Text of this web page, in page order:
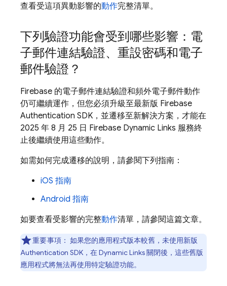
查看受這項異動影響的動作完整清單。
下列驗證功能會受到哪些影響：電
子郵件連結驗證、重設密碼和電子
郵件驗證？
Firebase 的電子郵件連結驗證和頻外電子郵件動作
仍可繼續運作，但您必須升級至最新版 Firebase
Authentication SDK，並遷移至新解決方案，才能在
2025 年 8 月 25 日 Firebase Dynamic Links 服務終
止後繼續使用這些動作。
如需如何完成遷移的說明，請參閱下列指南：
iOS 指南
Android 指南
如要查看受影響的完整動作清單，請參閱這篇文章。
重要事項： 如果您的應用程式版本較舊，未使用新版
Authentication SDK，在Dynamic Links關閉後，這些舊版
應用程式將無法再使用特定驗證功能。